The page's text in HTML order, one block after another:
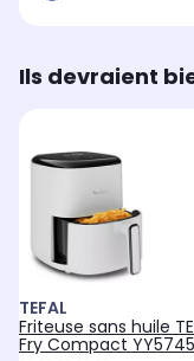
Ils devraient
TEFAL
Friteuse sans huile
Fry Compact